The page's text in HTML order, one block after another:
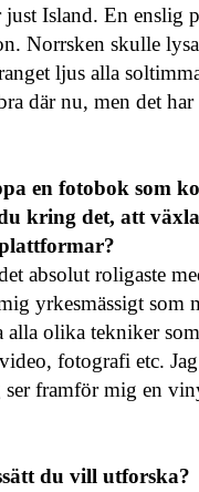
Island. En enslig
Norrsken skulle
ljus alla
där nu, men det
en fotobok som
kring det, att
absolut roligaste
yrkesmässigt som
alla olika tekniker
fotografi etc.
framför mig en
du vill utforska?